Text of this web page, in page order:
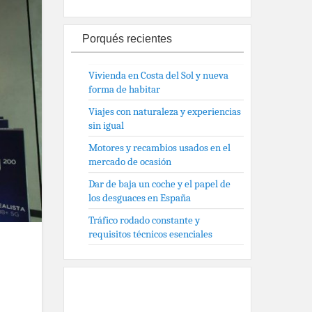
Porqués recientes
Vivienda en Costa del Sol y nueva
forma de habitar
Viajes con naturaleza y experiencias
sin igual
Motores y recambios usados en el
mercado de ocasión
Dar de baja un coche y el papel de
los desguaces en España
Tráfico rodado constante y
requisitos técnicos esenciales